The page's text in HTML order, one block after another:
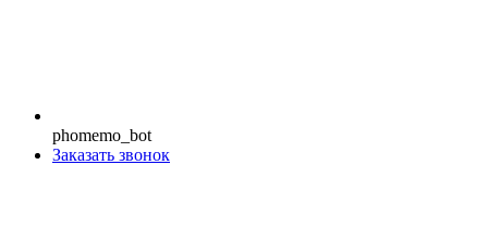
phomemo_bot
Заказать звонок